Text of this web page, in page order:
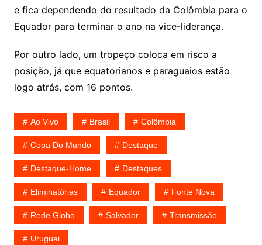
e fica dependendo do resultado da Colômbia para o
Equador para terminar o ano na vice-liderança.
Por outro lado, um tropeço coloca em risco a
posição, já que equatorianos e paraguaios estão
logo atrás, com 16 pontos.
Ao Vivo Brasil Colômbia
Copa Do Mundo Destaque
Destaque-Home Destaques
Eliminatórias Equador Fonte Nova
Rede Globo Salvador Transmissão
Uruguai